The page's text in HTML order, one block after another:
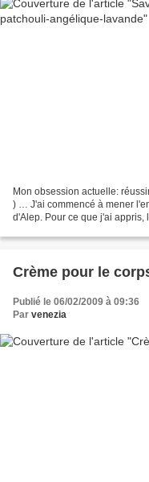
Mon obsession actuelle:
) … J'ai commencé à mener
d'Alep. Pour ce que j'ai appris,
Crème pour le
Publié le 06/02/2009 à 09:36
Par venezia